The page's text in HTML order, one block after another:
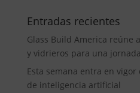
Entradas recientes
Glass Build America reúne
y vidrieros para una
Esta semana entra en
de inteligencia artificial